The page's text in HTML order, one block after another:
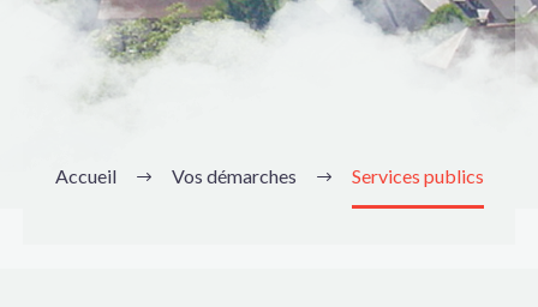
Accueil Vos démarches Services publics